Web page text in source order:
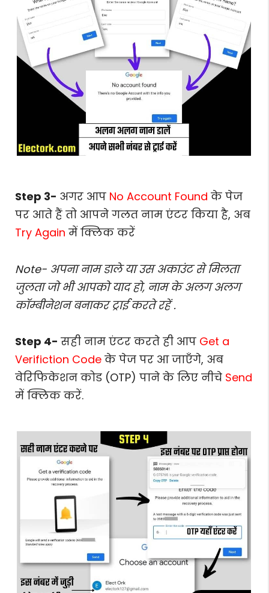
Step 3- अगर आप No Account Found के पेज
पर आते हैं तो आपने गलत नाम एंटर किया है, अब
Try Again में क्लिक करें
Note- अपना नाम डाले या उस अकाउंट से मिलता
जुलता जो भी आपको याद हो, नाम के अलग अलग
कॉम्बीनेशन बनाकर ट्राई करते रहें .
Step 4- सही नाम एंटर करते ही आप Get a
Verifiction Code के पेज पर आ जाएँगे, अब
वेरिफिकेशन कोड (OTP) पाने के लिए नीचे Send
में क्लिक करें.